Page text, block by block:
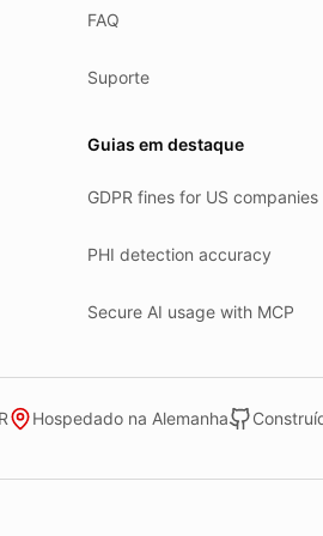
datacenter.
FAQ
Suporte
Guias em destaque
GDPR fines for US companies
PHI detection accuracy
Secure AI usage with MCP
Hospedado na Alemanha